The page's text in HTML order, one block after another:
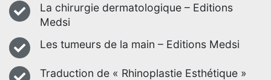
La chirurgie dermatologique – Editions
Medsi
Les tumeurs de la main – Editions Medsi
Traduction de « Rhinoplastie Esthétique »